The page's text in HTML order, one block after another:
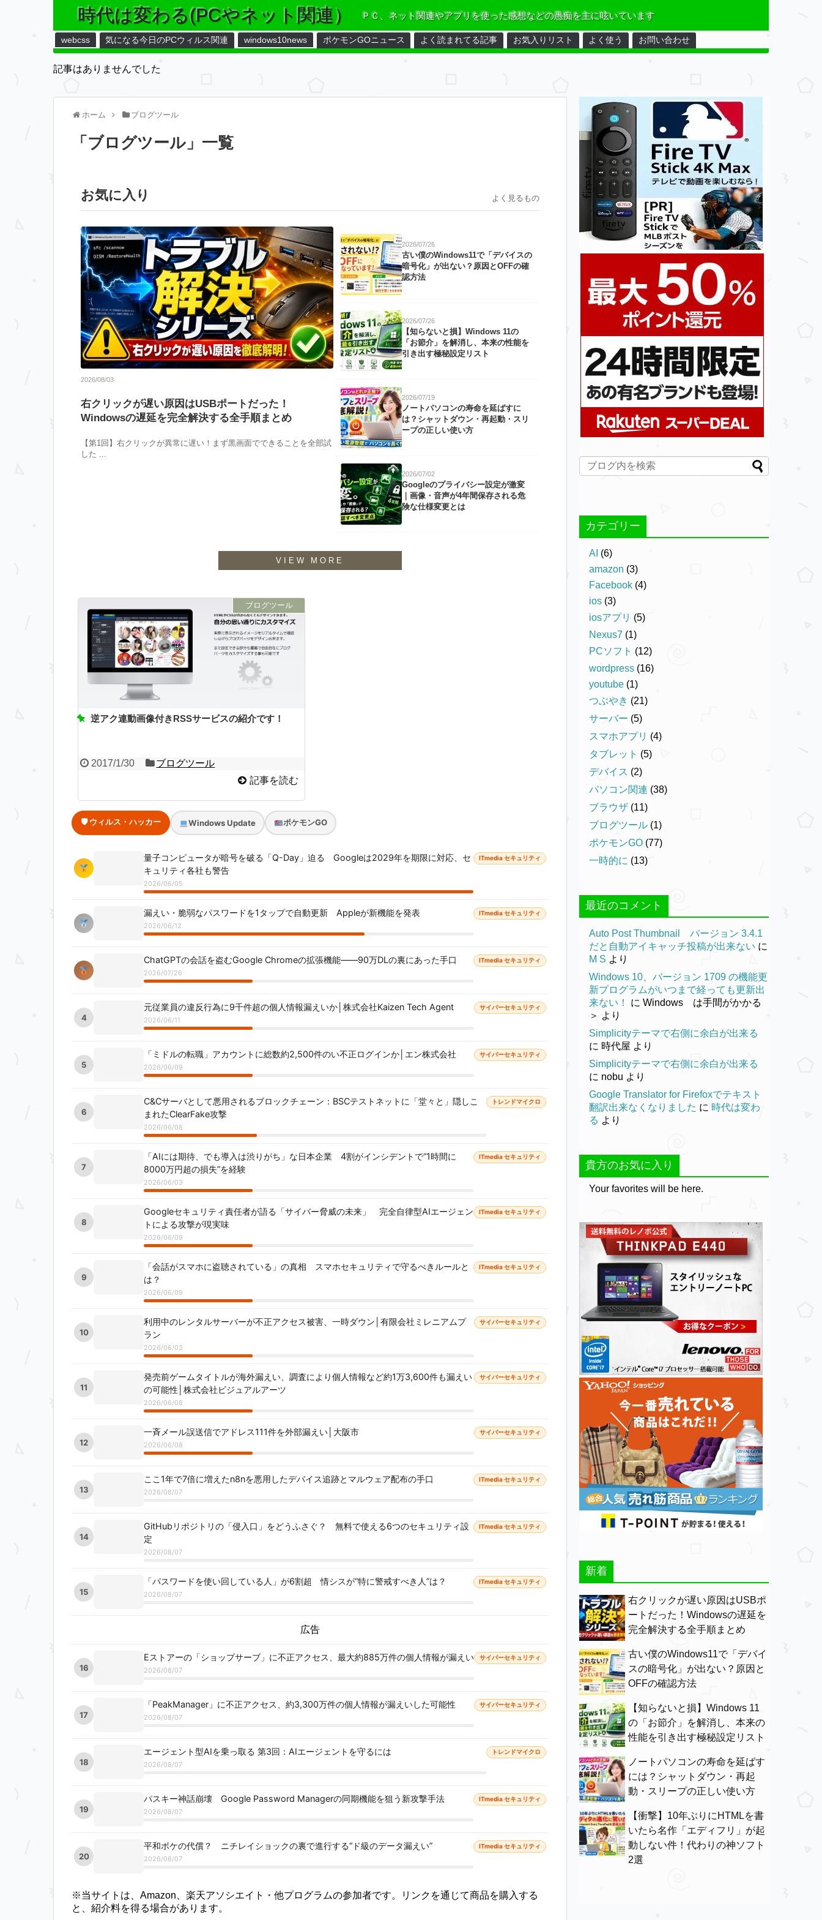
時代は変わる(PCやネット関連） ＰＣ、ネット関連やアプリを使った感想などの愚痴を主に呟いています
webcss 気になる今日のPCウィルス関連 windows10news ポケモンGOニュース よく読まれてる記事 お気入りリスト よく使う お問い合わせ
記事はありませんでした
ホーム ブログツール
「 ブログツール 」 一覧
お気に入り よく見るもの
2026/08/03
右クリックが遅い原因はUSBポートだった！
Windowsの遅延を完全解決する全手順まとめ
【第1回】右クリックが異常に遅い！まず黒画面でできることを全部試
した ...
2026/07/26
古い僕のWindows11で「デバイスの
暗号化」が出ない？原因とOFFの確
認方法
2026/07/26
【知らないと損】Windows 11の
「お節介」を解消し、本来の性能を
引き出す極秘設定リスト
2026/07/19
ノートパソコンの寿命を延ばすに
は？シャットダウン・再起動・スリ
ープの正しい使い方
2026/07/02
Googleのプライバシー設定が激変
｜画像・音声が4年間保存される危
険な仕様変更とは
VIEW MORE
ブログツール
逆アク連動画像付きRSSサービスの紹介です！
2017/1/30
ブログツール
記事を読む
🛡 ウィルス・ハッカー Windows Update ポケモンGO
量子コンピュータが暗号を破る「Q-Day」迫る Googleは2029年を期限に対応、セ
キュリティ各社も警告
2026/06/05
ITmedia セキュリティ
漏えい・脆弱なパスワードを1タップで自動更新 Appleが新機能を発表
2026/06/12
ITmedia セキュリティ
ChatGPTの会話を盗むGoogle Chromeの拡張機能――90万DLの裏にあった手口
2026/07/26
ITmedia セキュリティ
4
元従業員の違反行為に9千件超の個人情報漏えいか│株式会社Kaizen Tech Agent
2026/06/11
サイバーセキュリティ
5
「ミドルの転職」アカウントに総数約2,500件のい不正ログインか│エン株式会社
2026/06/09
サイバーセキュリティ
6
C&Cサーバとして悪用されるブロックチェーン：BSCテストネットに「堂々と」隠しこ
まれたClearFake攻撃
2026/06/08
トレンドマイクロ
7
「AIには期待、でも導入は渋りがち」な日本企業 4割がインシデントで“1時間に
8000万円超の損失”を経験
2026/06/03
ITmedia セキュリティ
8
Googleセキュリティ責任者が語る「サイバー脅威の未来」 完全自律型AIエージェン
トによる攻撃が現実味
2026/06/09
ITmedia セキュリティ
9
「会話がスマホに盗聴されている」の真相 スマホセキュリティで守るべきルールと
は？
2026/06/09
ITmedia セキュリティ
10
利用中のレンタルサーバーが不正アクセス被害、一時ダウン│有限会社ミレニアムプ
ラン
2026/06/03
サイバーセキュリティ
11
発売前ゲームタイトルが海外漏えい、調査により個人情報など約1万3,600件も漏えい
の可能性│株式会社ビジュアルアーツ
2026/06/08
サイバーセキュリティ
12
一斉メール誤送信でアドレス111件を外部漏えい│大阪市
2026/06/08
サイバーセキュリティ
13
ここ1年で7倍に増えたn8nを悪用したデバイス追跡とマルウェア配布の手口
2026/08/07
ITmedia セキュリティ
14
GitHubリポジトリの「侵入口」をどうふさぐ？ 無料で使える6つのセキュリティ設
定
2026/08/07
ITmedia セキュリティ
15
「パスワードを使い回している人」が6割超 情シスが“特に警戒すべき人”は？
2026/08/07
ITmedia セキュリティ
広告
16
Eストアーの「ショップサーブ」に不正アクセス、最大約885万件の個人情報が漏えい
2026/08/07
サイバーセキュリティ
17
「PeakManager」に不正アクセス、約3,300万件の個人情報が漏えいした可能性
2026/08/07
サイバーセキュリティ
18
エージェント型AIを乗っ取る 第3回：AIエージェントを守るには
2026/08/07
トレンドマイクロ
19
パスキー神話崩壊 Google Password Managerの同期機能を狙う新攻撃手法
2026/08/07
ITmedia セキュリティ
20
平和ボケの代償？ ニチレイショックの裏で進行する“ド級のデータ漏えい”
2026/08/07
ITmedia セキュリティ
※当サイトは、Amazon、楽天アソシエイト・他プログラムの参加者です。リンクを通じて商品を購入する
と、紹介料を得る場合があります。
カテゴリー
AI (6)
amazon (3)
Facebook (4)
ios (3)
iosアプリ (5)
Nexus7 (1)
PCソフト (12)
wordpress (16)
youtube (1)
つぶやき (21)
サーバー (5)
スマホアプリ (4)
タブレット (5)
デバイス (2)
パソコン関連 (38)
ブラウザ (11)
ブログツール (1)
ポケモンGO (77)
一時的に (13)
最近のコメント
Auto Post Thumbnail バージョン 3.4.1
だと自動アイキャッチ投稿が出来ない に
M S より
Windows 10、バージョン 1709 の機能更
新プログラムがいつまで経っても更新出
来ない！
に Windows は手間がかかる
＞ より
Simplicityテーマで右側に余白が出来る
に 時代屋 より
Simplicityテーマで右側に余白が出来る
に nobu より
Google Translator for Firefoxでテキスト
翻訳出来なくなりました に 時代は変わ
る より
貴方のお気に入り
Your favorites will be here.
新着
右クリックが遅い原因はUSBポ
ートだった！Windowsの遅延を
完全解決する全手順まとめ
古い僕のWindows11で「デバイ
スの暗号化」が出ない？原因と
OFFの確認方法
【知らないと損】Windows 11
の「お節介」を解消し、本来の
性能を引き出す極秘設定リスト
ノートパソコンの寿命を延ばす
には？シャットダウン・再起
動・スリープの正しい使い方
【衝撃】10年ぶりにHTMLを書
いたら名作「エディフリ」が起
動しない件！代わりの神ソフト
2選